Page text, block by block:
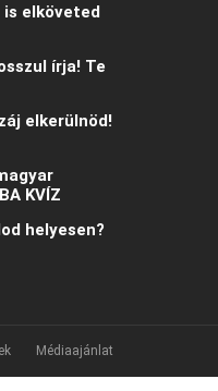
is elköveted
írja! Te
elkerülnöd!
KVÍZ
helyesen?
Médiaajánlat